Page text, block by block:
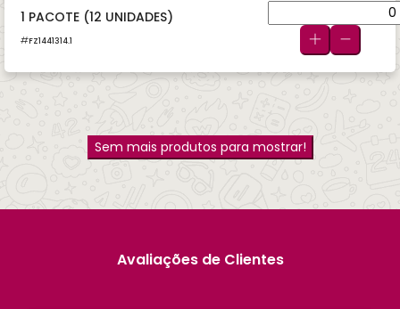
1 PACOTE (12 UNIDADES)
FZ1441314.1
Sem mais produtos para mostrar!
Avaliações de Clientes